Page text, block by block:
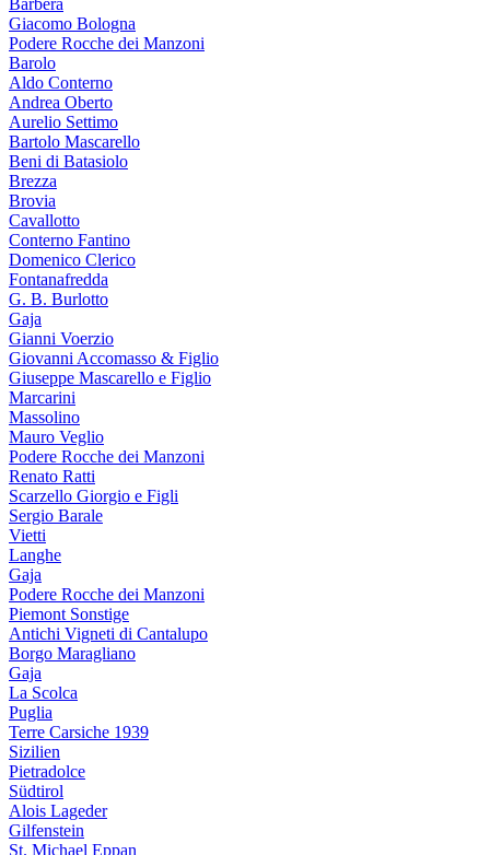
Barbera
Giacomo Bologna
Podere Rocche dei Manzoni
Barolo
Aldo Conterno
Andrea Oberto
Aurelio Settimo
Bartolo Mascarello
Beni di Batasiolo
Brezza
Brovia
Cavallotto
Conterno Fantino
Domenico Clerico
Fontanafredda
G. B. Burlotto
Gaja
Gianni Voerzio
Giovanni Accomasso & Figlio
Giuseppe Mascarello e Figlio
Marcarini
Massolino
Mauro Veglio
Podere Rocche dei Manzoni
Renato Ratti
Scarzello Giorgio e Figli
Sergio Barale
Vietti
Langhe
Gaja
Podere Rocche dei Manzoni
Piemont Sonstige
Antichi Vigneti di Cantalupo
Borgo Maragliano
Gaja
La Scolca
Puglia
Terre Carsiche 1939
Sizilien
Pietradolce
Südtirol
Alois Lageder
Gilfenstein
St. Michael Eppan